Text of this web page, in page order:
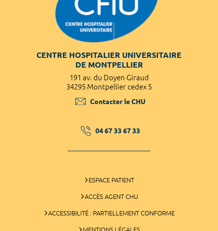
CENTRE HOSPITALIER UNIVERSITAIRE
DE MONTPELLIER
191 av. du Doyen Giraud
34295 Montpellier cedex 5
Contacter le CHU
04 67 33 67 33
ESPACE PATIENT
ACCÈS AGENT CHU
ACCESSIBILITÉ : PARTIELLEMENT CONFORME
MENTIONS LÉGALES